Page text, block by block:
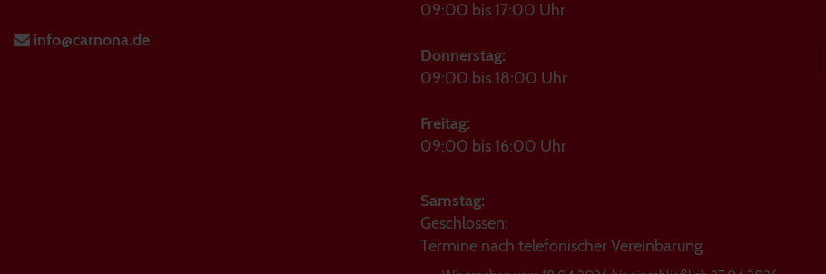
info@carnona.de
09:00 bis 17:00 Uhr
Donnerstag:
09:00 bis 18:00 Uhr
Freitag:
09:00 bis 16:00 Uhr
Samstag:
Geschlossen:
Termine nach telefonischer Vereinbarung